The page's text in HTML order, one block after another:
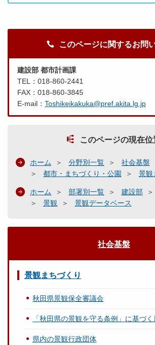
このページに関するお問
建設部 都市計画課
TEL：018-860-2441
FAX：018-860-3845
E-mail： Toshikeikakuka@pref.akita.lg.jp
このページの現在位
ホーム 分野別一覧
社会基盤
都市・まちづくり・公園
景観
ホーム 部署別一覧 建設部
景観
景観データベース
社会基盤
景観まちづくり
秋田県景観保全審議会
「秋田県の景観を守る条例」に基づく
県内の景観行政団体